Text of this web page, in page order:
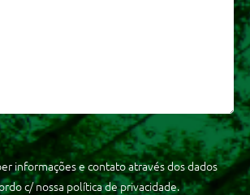
informações e contato através dos dados
c/ nossa política de privacidade.